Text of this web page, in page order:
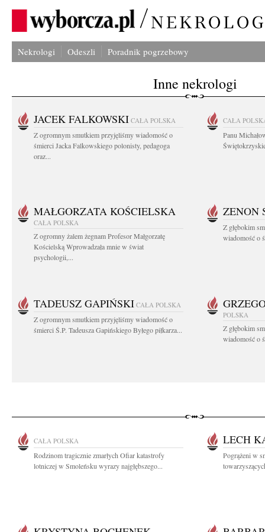
Nekrologi Odeszli Poradnik pogrzebowy
Inne nekrologi
JACEK FALKOWSKI CAŁA POLSKA
Z ogromnym smutkiem przyjęliśmy wiadomość o
śmierci Jacka Falkowskiego polonisty, pedagoga
oraz...
CAŁA
Panu
MAŁGORZATA KOŚCIELSKA
CAŁA POLSKA
Z ogromny żalem żegnam Profesor Małgorzatę
Kościelską Wprowadzała mnie w świat
psychologii,...
ZENON
Z głębokim
wiadomość o
TADEUSZ GAPIŃSKI CAŁA POLSKA
Z ogromnym smutkiem przyjęliśmy wiadomość o
śmierci Ś.P. Tadeusza Gapińskiego Byłego piłkarza...
POLSKA
Z głębokim
wiadomość o
CAŁA POLSKA
Rodzinom tragicznie zmarłych Ofiar katastrofy
lotniczej w Smoleńsku wyrazy najgłębszego...
LECH
Pogrążeni w